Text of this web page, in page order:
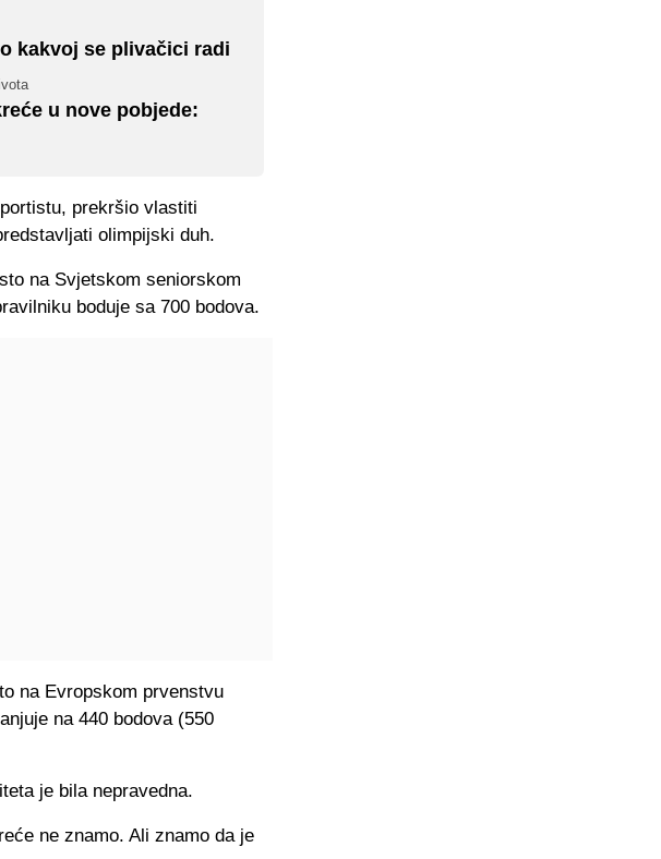
kakvoj se plivačici radi
u nove pobjede:
prekršio vlastiti
olimpijski duh.
na Svjetskom seniorskom
boduje sa 700 bodova.
na Evropskom prvenstvu
na 440 bodova (550
je bila nepravedna.
ne znamo. Ali znamo da je